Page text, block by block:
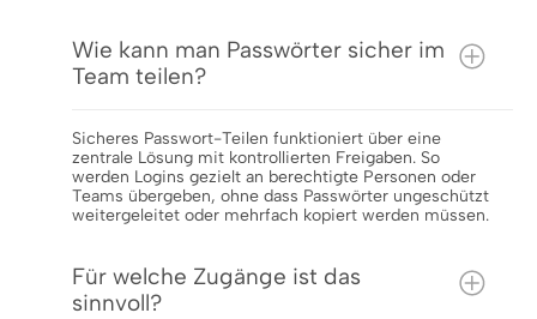
Wie kann man Passwörter sicher im
Team teilen?
Sicheres Passwort-Teilen funktioniert über eine
zentrale Lösung mit kontrollierten Freigaben. So
werden Logins gezielt an berechtigte Personen oder
Teams übergeben, ohne dass Passwörter ungeschützt
weitergeleitet oder mehrfach kopiert werden müssen.
Für welche Zugänge ist das
sinnvoll?